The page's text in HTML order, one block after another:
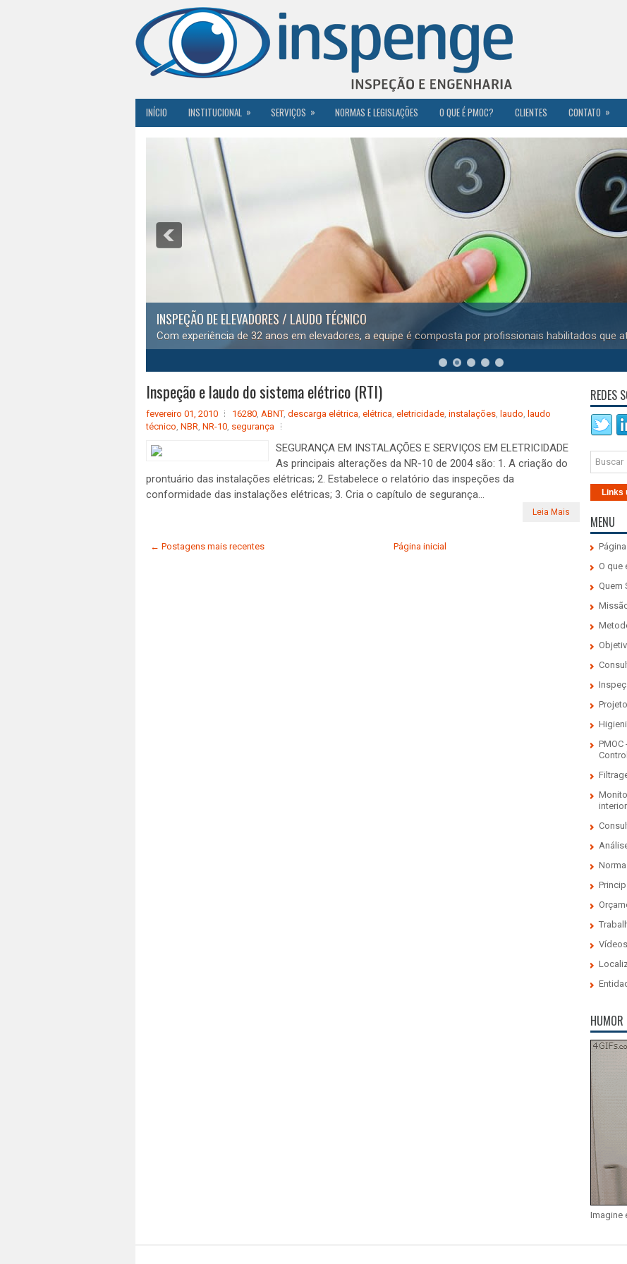
INÍCIO INSTITUCIONAL » SERVIÇOS » NORMAS E LEGISLAÇÕES O QUE É PMOC? CLIENTES CONTATO »
INSPEÇÃO DE ELEVADORES / LAUDO TÉCNICO
Com experiência de 32 anos em elevadores, a equipe é composta por profissionais habilitados que
Inspeção e laudo do sistema elétrico (RTI)
fevereiro 01, 2010 16280, ABNT, descarga elétrica, elétrica, eletricidade, instalações, laudo, laudo
técnico, NBR, NR-10, segurança
SEGURANÇA EM INSTALAÇÕES E SERVIÇOS EM ELETRICIDADE
As principais alterações da NR-10 de 2004 são: 1. A criação do
prontuário das instalações elétricas; 2. Estabelece o relatório das inspeções da
conformidade das instalações elétricas; 3. Cria o capítulo de segurança...
Leia Mais
← Postagens mais recentes Página inicial
REDES
Links
MENU
O que
Quem
Vídeos
HUMOR
Imagine